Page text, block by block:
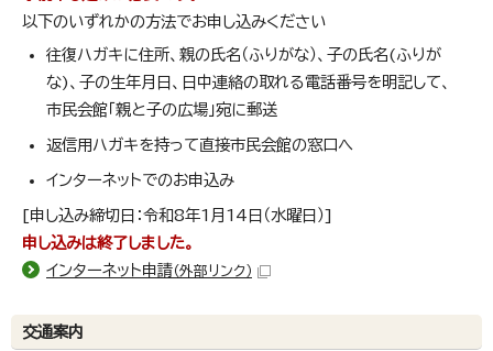
以下のいずれかの方法でお申し込みください
往復ハガキに住所、親の氏名（ふりがな）、子の氏名(ふりが
な)、子の生年月日、日中連絡の取れる電話番号を明記して、
市民会館「親と子の広場」宛に郵送
返信用ハガキを持って直接市民会館の窓口へ
インターネットでのお申込み
[申し込み締切日：令和8年1月14日（水曜日）]
申し込みは終了しました。
インターネット申請（外部リンク）
交通案内